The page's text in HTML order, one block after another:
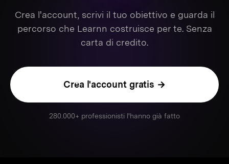
Crea l'account, scrivi il tuo obiettivo e guarda il
percorso che Learnn costruisce per te. Senza
carta di credito.
Crea l'account gratis →
280.000+ professionisti l'hanno già fatto